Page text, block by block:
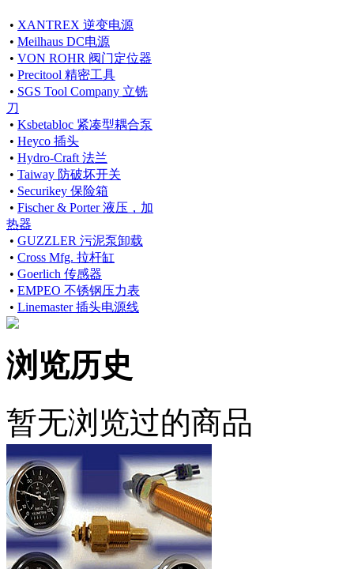
• XANTREX 逆变电源
• Meilhaus DC电源
• VON ROHR 阀门定位器
• Precitool 精密工具
• SGS Tool Company 立铣
刀
• Ksbetabloc 紧凑型耦合泵
• Heyco 插头
• Hydro-Craft 法兰
• Taiway 防破坏开关
• Securikey 保险箱
• Fischer & Porter 液压，加
热器
• GUZZLER 污泥泵卸载
• Cross Mfg. 拉杆缸
• Goerlich 传感器
• EMPEO 不锈钢压力表
• Linemaster 插头电源线
浏览历史
暂无浏览过的商品